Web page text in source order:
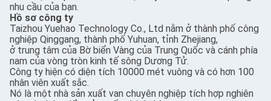
nhu cầu của bạn.
Hồ sơ công ty
Taizhou Yuehao Technology Co., Ltd nằm ở thành phố công
nghiệp Qinggang, thành phố Yuhuan, tỉnh Zhejiang,
ở trung tâm của Bờ biển Vàng của Trung Quốc và cánh phía
nam của vòng tròn kinh tế sông Dương Tử.
Công ty hiện có diện tích 10000 mét vuông và có hơn 100
nhân viên xuất sắc.
Nó là một nhà sản xuất van chuyên nghiệp tích hợp nghiên